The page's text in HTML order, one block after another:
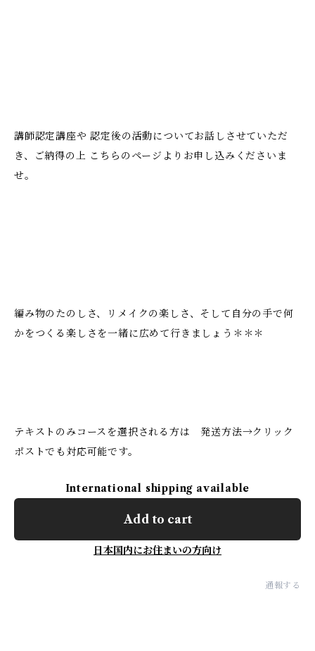
講師認定講座や 認定後の活動についてお話しさせていただ
き、ご納得の上 こちらのページよりお申し込みくださいま
せ。
編み物のたのしさ、リメイクの楽しさ、そして自分の手で何
かをつくる楽しさを一緒に広めて行きましょう＊＊＊
テキストのみコースを選択される方は 発送方法→クリック
ポストでも対応可能です。
International shipping available
Add to cart
日本国内にお住まいの方向け
通報する